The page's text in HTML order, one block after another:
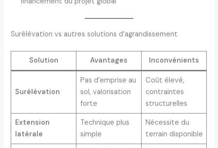
Surélévation vs autres solutions d’agrandissement
Solution Avantages Inconvénients
Surélévation
Pas d’emprise au
sol, valorisation
forte
Coût élevé,
contraintes
structurelles
Extension
latérale
Technique plus
simple
Nécessite du
terrain disponible